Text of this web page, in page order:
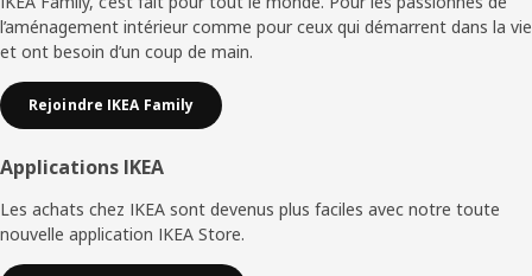
page
l’aménagement intérieur comme pour ceux qui démarrent dans la vie
et ont besoin d’un coup de main.
Rejoindre IKEA Family
Applications IKEA
Les achats chez IKEA sont devenus plus faciles avec notre toute
nouvelle application IKEA Store.